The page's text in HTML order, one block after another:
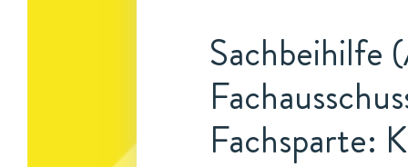
Sachbeihilfe
Fachsparte: